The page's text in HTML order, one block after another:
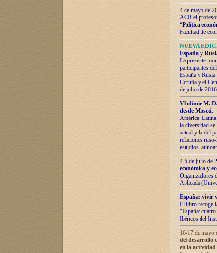
4 de mayo de
ACR el
“Política
Facultad de
NUEVA
España y
La presente
participantes
España y
Coruña y el
de julio de
Vladímir М.
desde Moscú.
América Latina
la diversidad
actual у lа del
relaciones
estudios
4-5 de julio de
económica y
Organizadores
Aplicada
España: vivir
El libro recoge
“España:
Ibéricos del
16-17 de mayo
del desarrollo
en la